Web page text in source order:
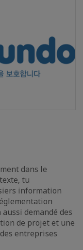
dans le
tu
information
demandé des
de projet et une
entreprises